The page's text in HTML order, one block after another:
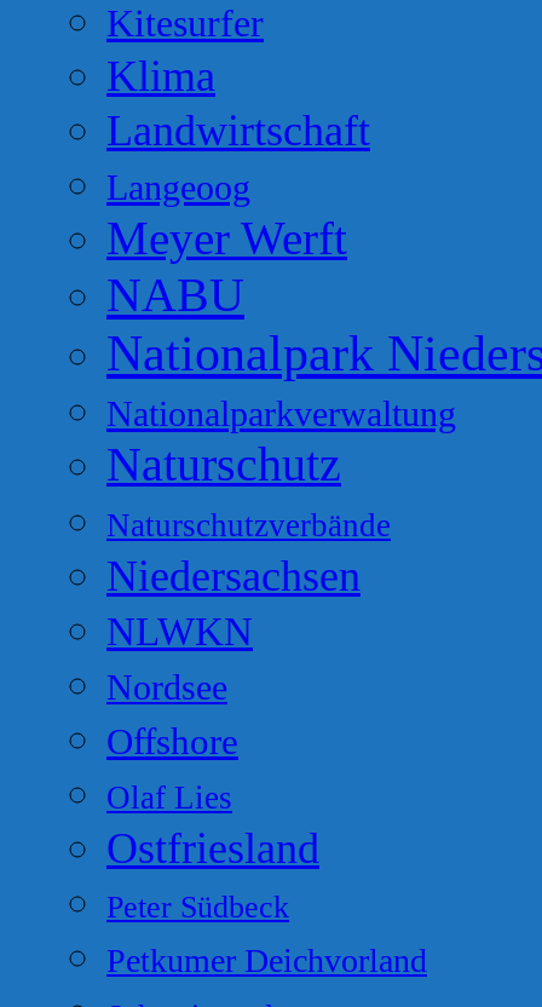
Kitesurfer
Klima
Landwirtschaft
Langeoog
Meyer Werft
NABU
Nationalpark
Nationalparkverwaltung
Naturschutz
Naturschutzverbände
Niedersachsen
NLWKN
Nordsee
Offshore
Olaf Lies
Ostfriesland
Peter Südbeck
Petkumer Deichvorland